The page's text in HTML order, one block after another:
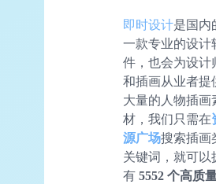
即时设计是国内
一款专业的设计
件，也会为设计
和插画从业者提
大量的人物插画
材，我们只需在
源广场搜索插画
关键词，就可以
有 5552 个高质